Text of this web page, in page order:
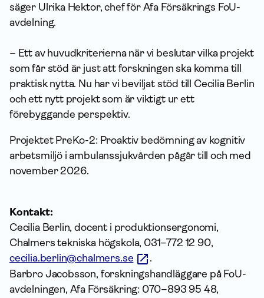
säger Ulrika Hektor, chef för Afa Försäkrings FoU-
avdelning.
– Ett av huvudkriterierna när vi beslutar vilka projekt
som får stöd är just att forskningen ska komma till
praktisk nytta. Nu har vi beviljat stöd till Cecilia Berlin
och ett nytt projekt som är viktigt ur ett
förebyggande perspektiv.
Projektet PreKo-2: Proaktiv bedömning av kognitiv
arbetsmiljö i ambulanssjukvården pågår till och med
november 2026.
Kontakt:
Cecilia Berlin, docent i produktionsergonomi,
Chalmers tekniska högskola, 031–772 12 90,
cecilia.berlin@chalmers.se
.
Barbro Jacobsson, forskningshandläggare på FoU-
avdelningen, Afa Försäkring: 070–893 95 48,